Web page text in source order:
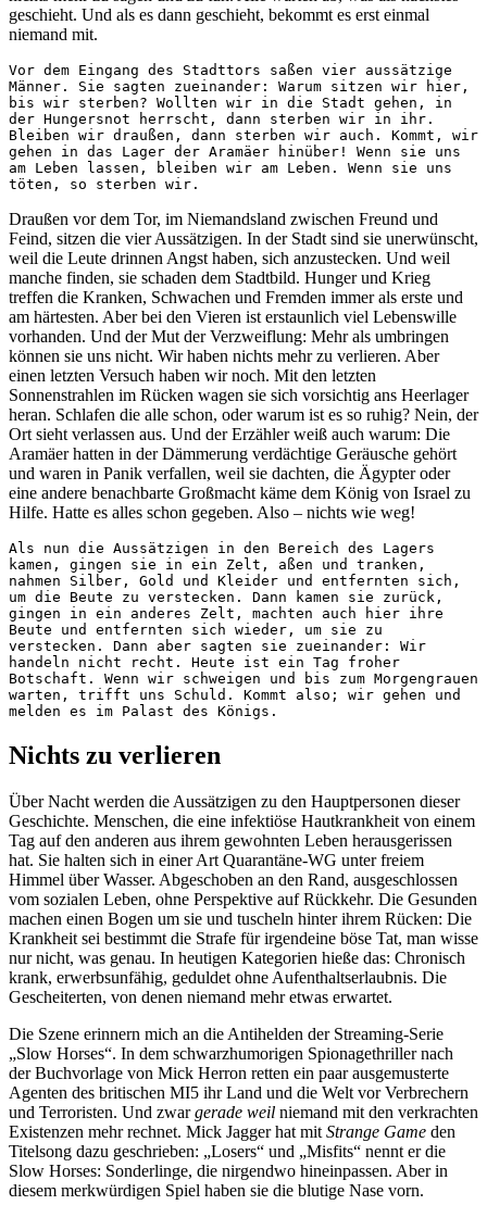
geschieht. Und als es dann geschieht, bekommt es erst einmal
niemand mit.
Vor dem Eingang des Stadttors saßen vier aussätzige
Männer. Sie sagten zueinander: Warum sitzen wir hier,
bis wir sterben? Wollten wir in die Stadt gehen, in
der Hungersnot herrscht, dann sterben wir in ihr.
Bleiben wir draußen, dann sterben wir auch. Kommt, wir
gehen in das Lager der Aramäer hinüber! Wenn sie uns
am Leben lassen, bleiben wir am Leben. Wenn sie uns
töten, so sterben wir.
Draußen vor dem Tor, im Niemandsland zwischen Freund und
Feind, sitzen die vier Aussätzigen. In der Stadt sind sie unerwünscht,
weil die Leute drinnen Angst haben, sich anzustecken. Und weil
manche finden, sie schaden dem Stadtbild. Hunger und Krieg
treffen die Kranken, Schwachen und Fremden immer als erste und
am härtesten. Aber bei den Vieren ist erstaunlich viel Lebenswille
vorhanden. Und der Mut der Verzweiflung: Mehr als umbringen
können sie uns nicht. Wir haben nichts mehr zu verlieren. Aber
einen letzten Versuch haben wir noch. Mit den letzten
Sonnenstrahlen im Rücken wagen sie sich vorsichtig ans Heerlager
heran. Schlafen die alle schon, oder warum ist es so ruhig? Nein, der
Ort sieht verlassen aus. Und der Erzähler weiß auch warum: Die
Aramäer hatten in der Dämmerung verdächtige Geräusche gehört
und waren in Panik verfallen, weil sie dachten, die Ägypter oder
eine andere benachbarte Großmacht käme dem König von Israel zu
Hilfe. Hatte es alles schon gegeben. Also – nichts wie weg!
Als nun die Aussätzigen in den Bereich des Lagers
kamen, gingen sie in ein Zelt, aßen und tranken,
nahmen Silber, Gold und Kleider und entfernten sich,
um die Beute zu verstecken. Dann kamen sie zurück,
gingen in ein anderes Zelt, machten auch hier ihre
Beute und entfernten sich wieder, um sie zu
verstecken. Dann aber sagten sie zueinander: Wir
handeln nicht recht. Heute ist ein Tag froher
Botschaft. Wenn wir schweigen und bis zum Morgengrauen
warten, trifft uns Schuld. Kommt also; wir gehen und
melden es im Palast des Königs.
Nichts zu verlieren
Über Nacht werden die Aussätzigen zu den Hauptpersonen dieser
Geschichte. Menschen, die eine infektiöse Hautkrankheit von einem
Tag auf den anderen aus ihrem gewohnten Leben herausgerissen
hat. Sie halten sich in einer Art Quarantäne-WG unter freiem
Himmel über Wasser. Abgeschoben an den Rand, ausgeschlossen
vom sozialen Leben, ohne Perspektive auf Rückkehr. Die Gesunden
machen einen Bogen um sie und tuscheln hinter ihrem Rücken: Die
Krankheit sei bestimmt die Strafe für irgendeine böse Tat, man wisse
nur nicht, was genau. In heutigen Kategorien hieße das: Chronisch
krank, erwerbsunfähig, geduldet ohne Aufenthaltserlaubnis. Die
Gescheiterten, von denen niemand mehr etwas erwartet.
Die Szene erinnern mich an die Antihelden der Streaming-Serie
„Slow Horses“. In dem schwarzhumorigen Spionagethriller nach
der Buchvorlage von Mick Herron retten ein paar ausgemusterte
Agenten des britischen MI5 ihr Land und die Welt vor Verbrechern
und Terroristen. Und zwargerade weil niemand mit den verkrachten
Existenzen mehr rechnet. Mick Jagger hat mit Strange Game den
Titelsong dazu geschrieben: „Losers“ und „Misfits“ nennt er die
Slow Horses: Sonderlinge, die nirgendwo hineinpassen. Aber in
diesem merkwürdigen Spiel haben sie die blutige Nase vorn.